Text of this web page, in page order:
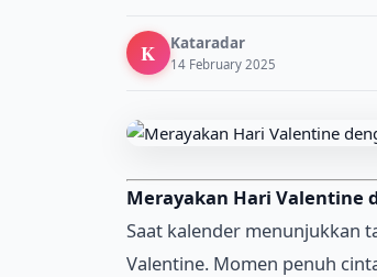
K Kataradar
14 February 2025
Merayakan Hari Valentine
Saat kalender menunjukkan
Valentine. Momen penuh